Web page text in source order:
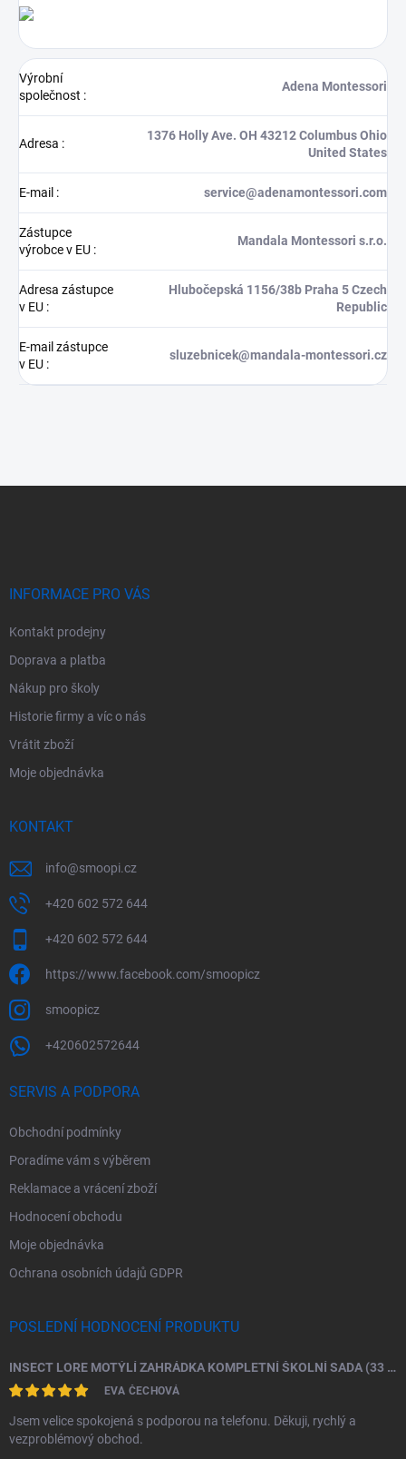
Výrobní
společnost :
Adena Montessori
Adresa :
1376 Holly Ave. OH 43212 Columbus Ohio
United States
E-mail : service@adenamontessori.com
Zástupce
výrobce v EU :
Mandala Montessori s.r.o.
Adresa zástupce
v EU :
Hlubočepská 1156/38b Praha 5 Czech
Republic
E-mail zástupce
v EU :
sluzebnicek@mandala-montessori.cz
INFORMACE PRO VÁS
Kontakt prodejny
Doprava a platba
Nákup pro školy
Historie firmy a víc o nás
Vrátit zboží
Moje objednávka
KONTAKT
info@smoopi.cz
+420 602 572 644
+420 602 572 644
https://www.facebook.com/smoopicz
smoopicz
+420602572644
SERVIS A PODPORA
Obchodní podmínky
Poradíme vám s výběrem
Reklamace a vrácení zboží
Hodnocení obchodu
Moje objednávka
Ochrana osobních údajů GDPR
POSLEDNÍ HODNOCENÍ PRODUKTU
INSECT LORE MOTÝLÍ ZAHRÁDKA KOMPLETNÍ ŠKOLNÍ SADA (33 HOUSENEK)
EVA ČECHOVÁ
Jsem velice spokojená s podporou na telefonu. Děkuji, rychlý a
vezproblémový obchod.